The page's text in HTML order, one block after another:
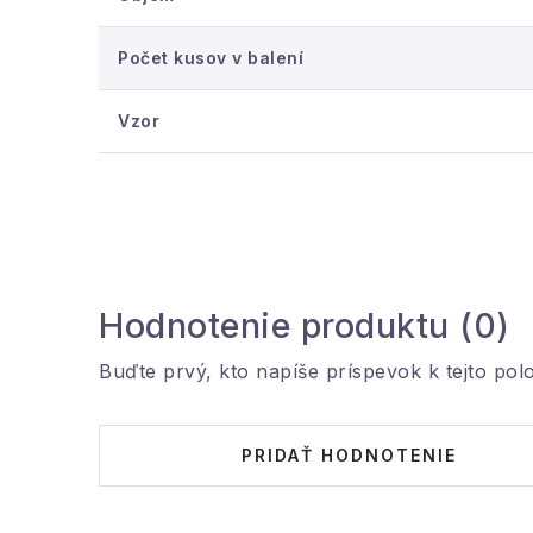
Počet kusov v balení
Vzor
Hodnotenie produktu (0)
Buďte prvý, kto napíše príspevok k tejto
PRIDAŤ HODNOTENIE